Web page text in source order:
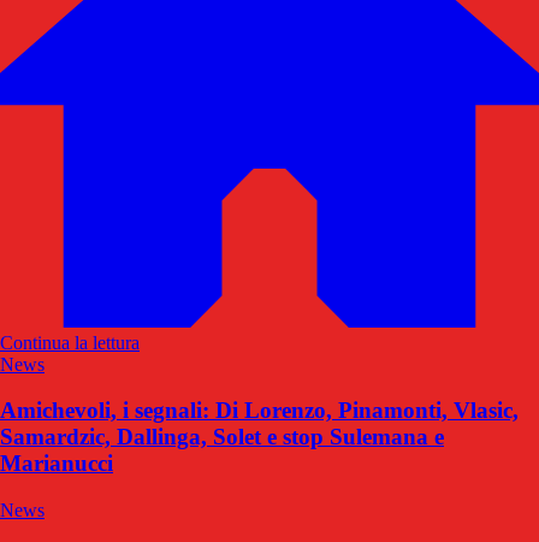
Continua la lettura
News
Amichevoli, i segnali: Di Lorenzo, Pinamonti, Vlasic,
Samardzic, Dallinga, Solet e stop Sulemana e
Marianucci
News